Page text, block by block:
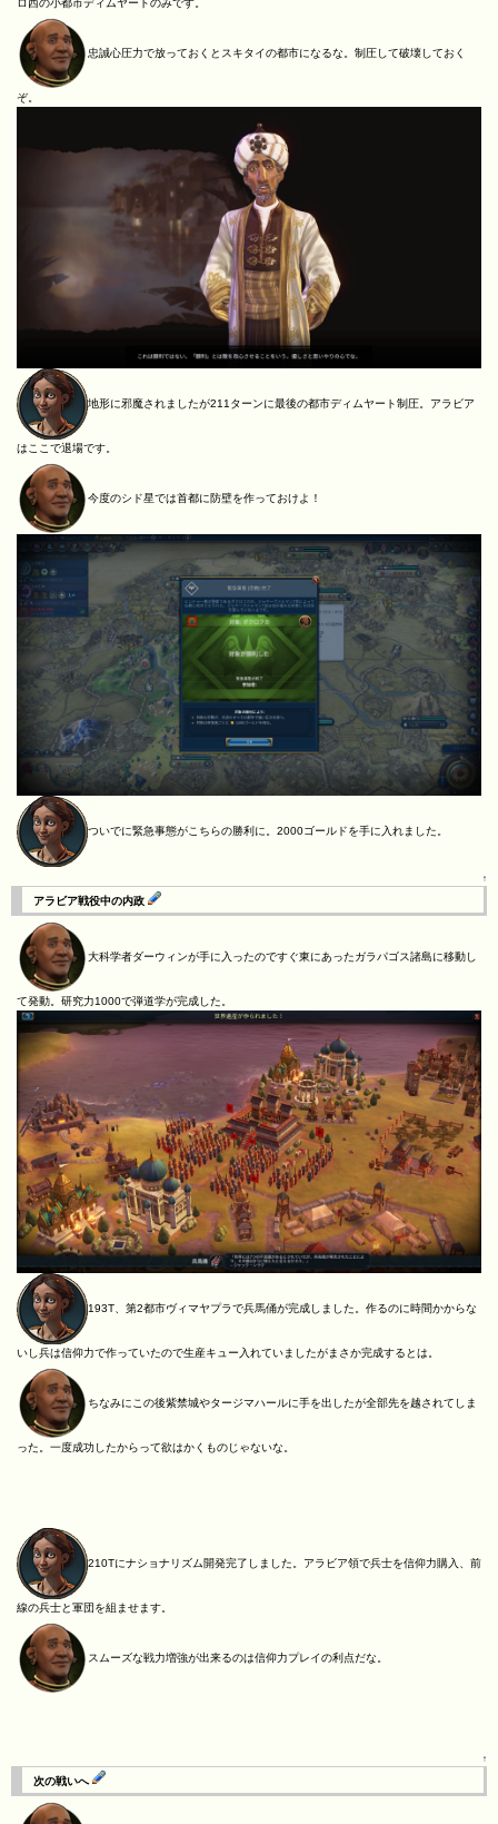
ロ西の小都市ディムヤートのみです。
忠誠心圧力で放っておくとスキタイの都市になるな。制圧して破壊しておく
ぞ。
地形に邪魔されましたが211ターンに最後の都市ディムヤート制圧。アラビア
はここで退場です。
今度のシド星では首都に防壁を作っておけよ！
ついでに緊急事態がこちらの勝利に。2000ゴールドを手に入れました。
↑
アラビア戦役中の内政
大科学者ダーウィンが手に入ったのですぐ東にあったガラパゴス諸島に移動し
て発動。研究力1000で弾道学が完成した。
193T、第2都市ヴィマヤプラで兵馬俑が完成しました。作るのに時間かからな
いし兵は信仰力で作っていたので生産キュー入れていましたがまさか完成するとは。
ちなみにこの後紫禁城やタージマハールに手を出したが全部先を越されてしま
った。一度成功したからって欲はかくものじゃないな。
210Tにナショナリズム開発完了しました。アラビア領で兵士を信仰力購入、前
線の兵士と軍団を組ませます。
スムーズな戦力増強が出来るのは信仰力プレイの利点だな。
↑
次の戦いへ